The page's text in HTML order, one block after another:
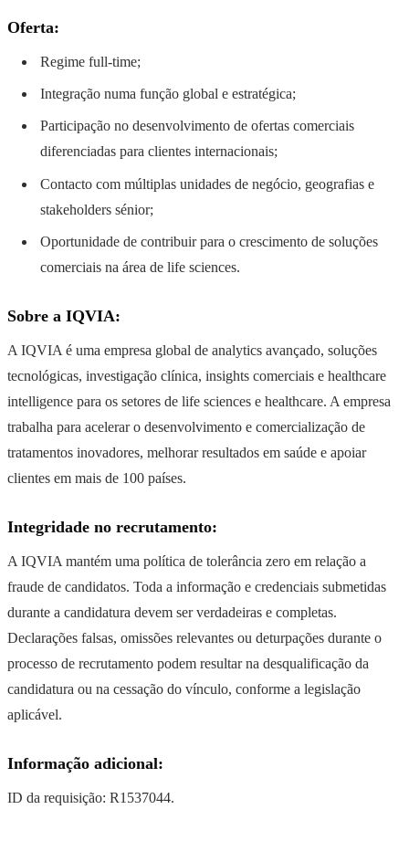
Oferta:
Regime full-time;
Integração numa função global e estratégica;
Participação no desenvolvimento de ofertas comerciais
diferenciadas para clientes internacionais;
Contacto com múltiplas unidades de negócio, geografias e
stakeholders sénior;
Oportunidade de contribuir para o crescimento de soluções
comerciais na área de life sciences.
Sobre a IQVIA:
A IQVIA é uma empresa global de analytics avançado, soluções
tecnológicas, investigação clínica, insights comerciais e healthcare
intelligence para os setores de life sciences e healthcare. A empresa
trabalha para acelerar o desenvolvimento e comercialização de
tratamentos inovadores, melhorar resultados em saúde e apoiar
clientes em mais de 100 países.
Integridade no recrutamento:
A IQVIA mantém uma política de tolerância zero em relação a
fraude de candidatos. Toda a informação e credenciais submetidas
durante a candidatura devem ser verdadeiras e completas.
Declarações falsas, omissões relevantes ou deturpações durante o
processo de recrutamento podem resultar na desqualificação da
candidatura ou na cessação do vínculo, conforme a legislação
aplicável.
Informação adicional:
ID da requisição: R1537044.